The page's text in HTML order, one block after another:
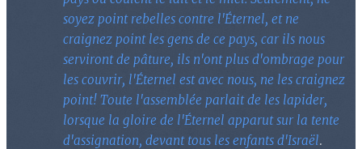
soyez point rebelles contre l'Éternel, et ne
craignez point les gens de ce pays, car ils nous
serviront de pâture, ils n'ont plus d'ombrage pour
les couvrir, l'Éternel est avec nous, ne les craignez
point! Toute l'assemblée parlait de les lapider,
lorsque la gloire de l'Éternel apparut sur la tente
d'assignation, devant tous les enfants d'Israël.